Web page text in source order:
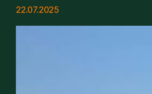
22.07.2025